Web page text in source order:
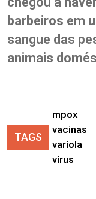
barbeiros em
sangue das
animais
TAGS
mpox
vacinas
varíola
vírus